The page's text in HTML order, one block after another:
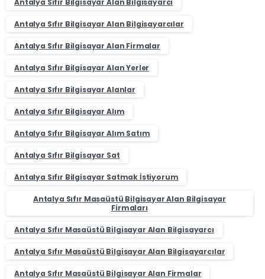
Antalya Sıfır Bilgisayar Alan Bilgisayarcı
Antalya Sıfır Bilgisayar Alan Bilgisayarcılar
Antalya Sıfır Bilgisayar Alan Firmalar
Antalya Sıfır Bilgisayar Alan Yerler
Antalya Sıfır Bilgisayar Alanlar
Antalya Sıfır Bilgisayar Alım
Antalya Sıfır Bilgisayar Alım Satım
Antalya Sıfır Bilgisayar Sat
Antalya Sıfır Bilgisayar Satmak İstiyorum
Antalya Sıfır Masaüstü Bilgisayar Alan Bilgisayar
Firmaları
Antalya Sıfır Masaüstü Bilgisayar Alan Bilgisayarcı
Antalya Sıfır Masaüstü Bilgisayar Alan Bilgisayarcılar
Antalya Sıfır Masaüstü Bilgisayar Alan Firmalar